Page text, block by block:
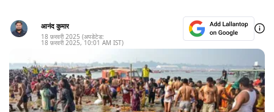
आनंद कुमार
18 फ़रवरी 2025 (अपडेटेड:
18 फ़रवरी 2025, 10:01 AM IST)